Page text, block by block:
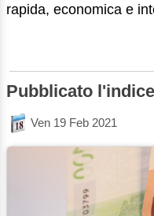
rapida, economica e
Pubblicato
Ven 19 Feb 2021